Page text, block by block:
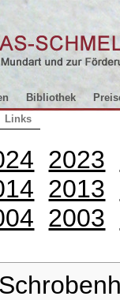
Bibliothek
Links
2023
2013
2003